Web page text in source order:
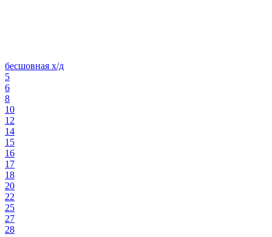
бесшовная х/д
5
6
8
10
12
14
15
16
17
18
20
22
25
27
28